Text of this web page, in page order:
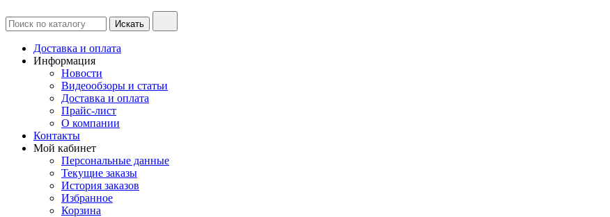
Доставка и оплата
Информация
Новости
Видеообзоры и статьи
Доставка и оплата
Прайс-лист
О компании
Контакты
Мой кабинет
Персональные данные
Текущие заказы
История заказов
Избранное
Корзина